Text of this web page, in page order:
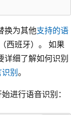
换为其他支持的语
西班牙）。 如果
详细了解如何识别
别。
进行语音识别：